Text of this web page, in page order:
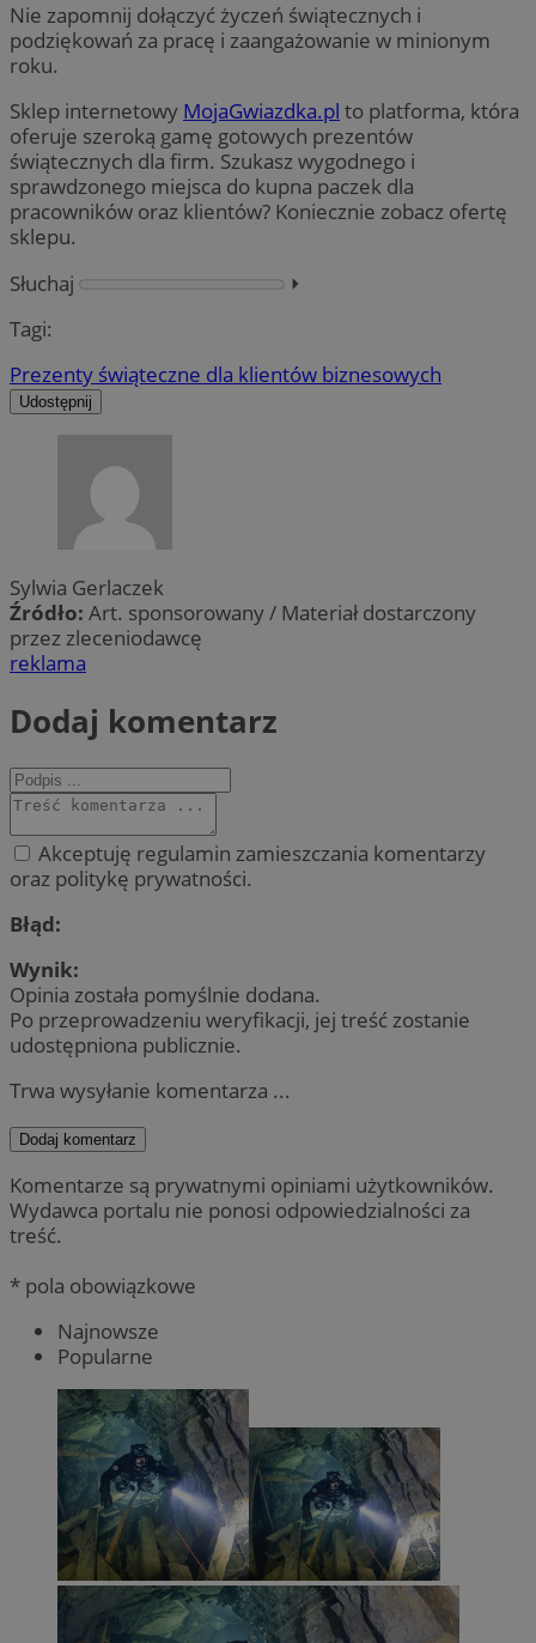
Nie zapomnij dołączyć życzeń świątecznych i
podziękowań za pracę i zaangażowanie w minionym
roku.
Sklep internetowy MojaGwiazdka.pl to platforma, która
oferuje szeroką gamę gotowych prezentów
świątecznych dla firm. Szukasz wygodnego i
sprawdzonego miejsca do kupna paczek dla
pracowników oraz klientów? Koniecznie zobacz ofertę
sklepu.
Słuchaj
⏵︎
Tagi:
Prezenty świąteczne dla klientów biznesowych
Udostępnij
Sylwia Gerlaczek
Źródło: Art. sponsorowany / Materiał dostarczony
przez zleceniodawcę
reklama
Dodaj komentarz
Akceptuję regulamin zamieszczania komentarzy
oraz politykę prywatności.
Błąd:
Wynik:
Opinia została pomyślnie dodana.
Po przeprowadzeniu weryfikacji, jej treść zostanie
udostępniona publicznie.
Trwa wysyłanie komentarza ...
Dodaj komentarz
Komentarze są prywatnymi opiniami użytkowników.
Wydawca portalu nie ponosi odpowiedzialności za
treść.
* pola obowiązkowe
Najnowsze
Popularne